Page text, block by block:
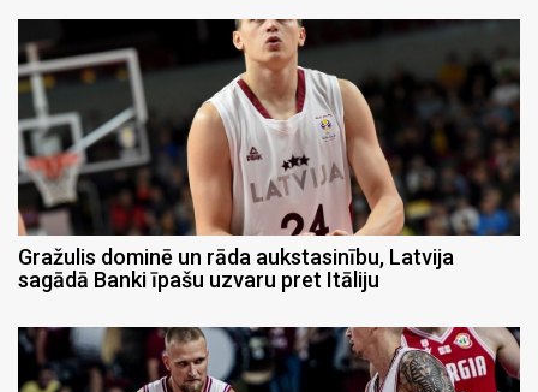
Gražulis dominē un rāda aukstasinību, Latvija
sagādā Banki īpašu uzvaru pret Itāliju